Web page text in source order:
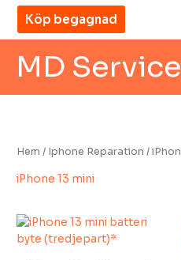
Hoppa
innehåll
Köp begagnad
MD Service
Hem / Iphone Reparation /
iPhone 13 mini